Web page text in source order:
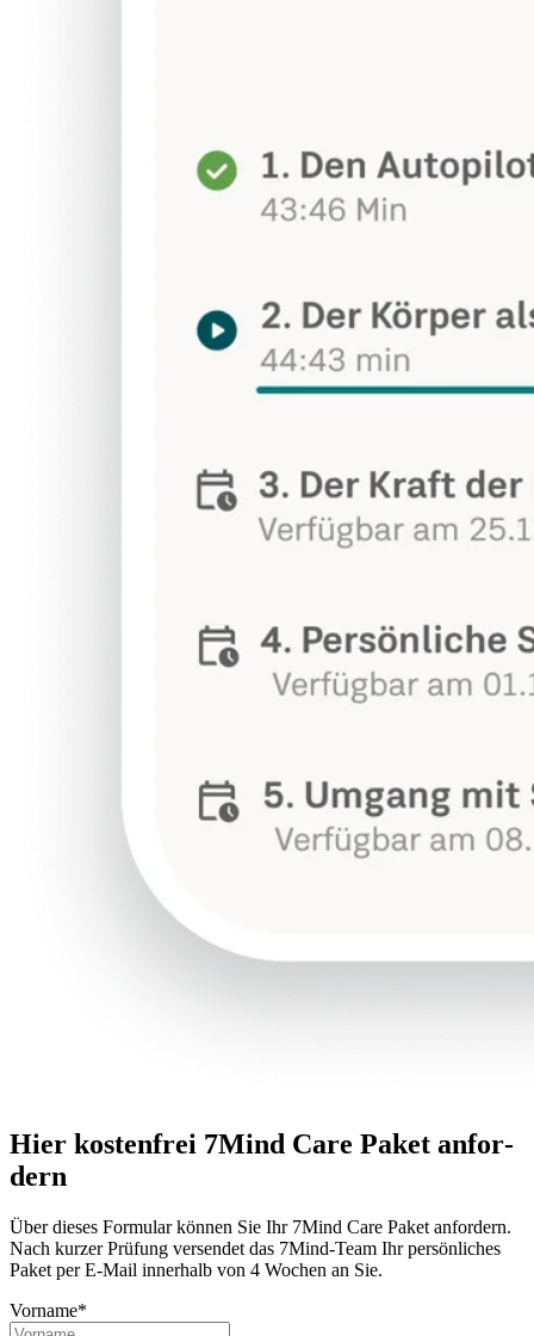
Hier kostenfrei 7Mind Care Paket anfor­
dern
Über dieses For­mu­lar können Sie Ihr 7Mind Care Paket anfor­dern.
Nach kurzer Prü­fung versendet das 7Mind-Team Ihr per­sön­li­ches
Paket per E-Mail innerhalb von 4 Wochen an Sie.
Vorname*